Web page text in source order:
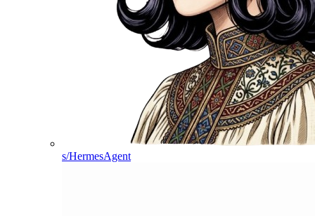
s/HermesAgent